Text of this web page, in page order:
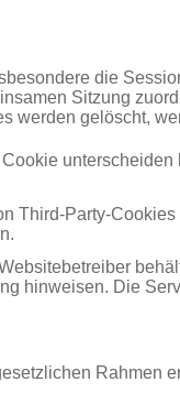
die
Sitzung
werden gelöscht,
Third-Party-
hinweisen. Die
Rahmen